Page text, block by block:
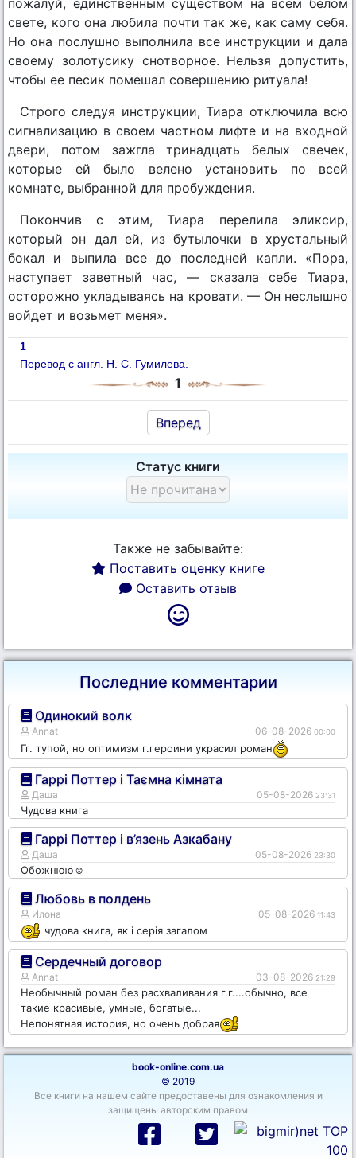
свете, кого она любила почти так же, как саму себя.
Но она послушно выполнила все инструкции и дала
своему золотусику снотворное. Нельзя допустить,
чтобы ее песик помешал совершению ритуала!
Строго следуя инструкции, Тиара отключила всю
сигнализацию в своем частном лифте и на входной
двери, потом зажгла тринадцать белых свечек,
которые ей было велено установить по всей
комнате, выбранной для пробуждения.
Покончив с этим, Тиара перелила эликсир,
который он дал ей, из бутылочки в хрустальный
бокал и выпила все до последней капли. «Пора,
наступает заветный час, — сказала себе Тиара,
осторожно укладываясь на кровати. — Он неслышно
войдет и возьмет меня».
1
Перевод с англ. Н. С. Гумилева.
1
Вперед
Статус книги
Также не забывайте:
Поставить оценку книге
Оставить отзыв
Последние комментарии
Одинокий волк
Annat 06-08-2026 00:00
Гг. тупой, но оптимизм г.героини украсил роман
Гаррі Поттер і Таємна кімната
Даша 05-08-2026 23:31
Чудова книга
Гаррі Поттер і в’язень Азкабану
Даша 05-08-2026 23:30
Обожнюю☺️
Любовь в полдень
Илона 05-08-2026 11:43
чудова книга, як і серія загалом
Сердечный договор
Annat 03-08-2026 21:29
Необычный роман без расхваливания г.г....обычно, все
такие красивые, умные, богатые...
Непонятная история, но очень добрая
book-online.com.ua
© 2019
Все книги на нашем сайте предоставены для ознакомления и
защищены авторским правом